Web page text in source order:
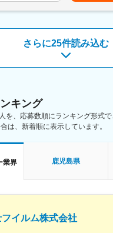
るような働き方が可能です。
囲：会社の定める業務
ついて：
西・九州エリアの営業として、5
み：
領域のプロが厳選した高品質の
ラリア発の先進技術と日本のニ
本法人として、海外の先進技術
囲：会社の定める業務
さらに25件読み込む
キング
を、応募数順にランキング形式で
は、新着順に表示しています。
業界 鹿児島県
イルム株式会社